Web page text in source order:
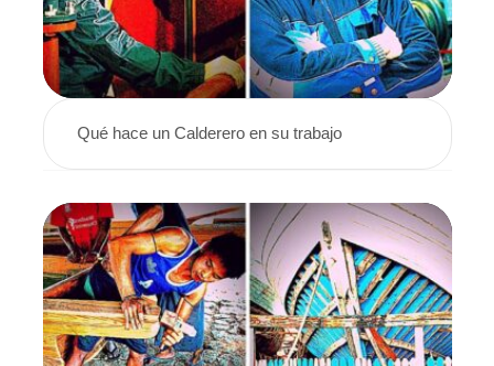
Qué hace un Calderero en su trabajo